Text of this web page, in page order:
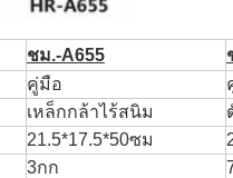
ชม.-A655
คู่มือ
เหล็กกล้าไร้สนิม
21.5*17.5*50ซม
3กก